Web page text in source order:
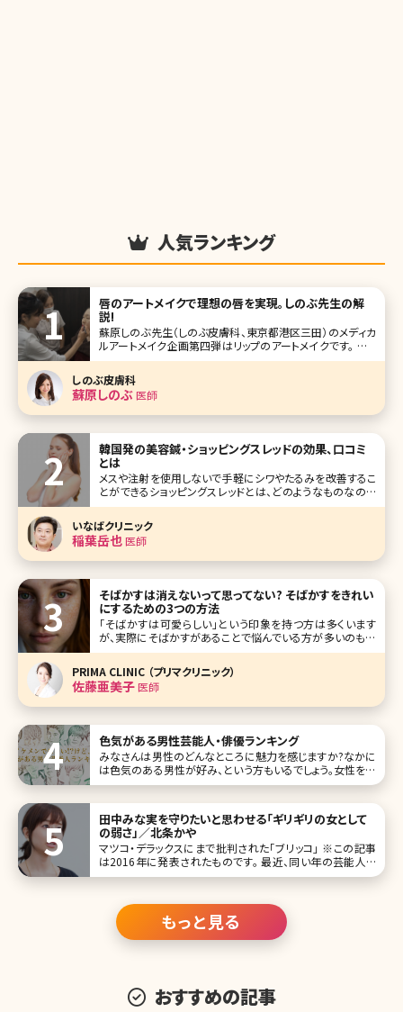
人気ランキング
唇のアートメイクで理想の唇を実現。しのぶ先生の解
説!
蘇原しのぶ先生（しのぶ皮膚科、東京都港区三田）のメディカ
ルアートメイク企画第四弾はリップのアートメイクです。 ふっ
くらとしたセクシーな唇、赤ちゃんのようなくすみのないクリ
アな唇、口角が上がった華やかな唇。あなたの理想はどのよ
うな唇ですか?アートメイクによって理想の唇、印象的な唇を
手に入れませんか
しのぶ皮膚科
蘇原しのぶ医師
韓国発の美容鍼・ショッピングスレッドの効果、口コミ
とは
メスや注射を使用しないで手軽にシワやたるみを改善するこ
とができるショッピングスレッドとは、どのようなものなので
しょうか？気になるメリットやデメリット、治療方法を紹介しま
す。ショッピングスレッドを検討するさいに参考にしてみてく
ださいね。 目次
いなばクリニック
稲葉岳也医師
そばかすは消えないって思ってない? そばかすをきれい
にするための3つの方法
「そばかすは可愛らしい」という印象を持つ方は多くいます
が、実際にそばかすがあることで悩んでいる方が多いのも事
実。「小さい頃はそばかすって言えたけど、大人になったらた
だのシミって思われる」、そんな友達の発言を聞くこともしば
しばあります。でも現代の美容医療ならそばかすだってきれ
いに治療することが可能なの
PRIMA CLINIC （プリマクリニック）
佐藤亜美子医師
色気がある男性芸能人・俳優ランキング
みなさんは男性のどんなところに魅力を感じますか?なかに
は色気のある男性が好み、という方もいるでしょう。女性を惹
きつける色気を持つのは、外見が良い男性だけではありませ
男性も存在します。色気という魅力は、テレビというスクリー
ンを通じても伝わってく
田中みな実を守りたいと思わせる「ギリギリの女として
の弱さ」／北条かや
マツコ・デラックスにまで批判された「ブリッコ」 ※この記事
は2016年に発表されたものです。 最近、同い年の芸能人や
タレントが気になって仕方ない。特に元TBSアナウンサーの
もっと見る
おすすめの記事